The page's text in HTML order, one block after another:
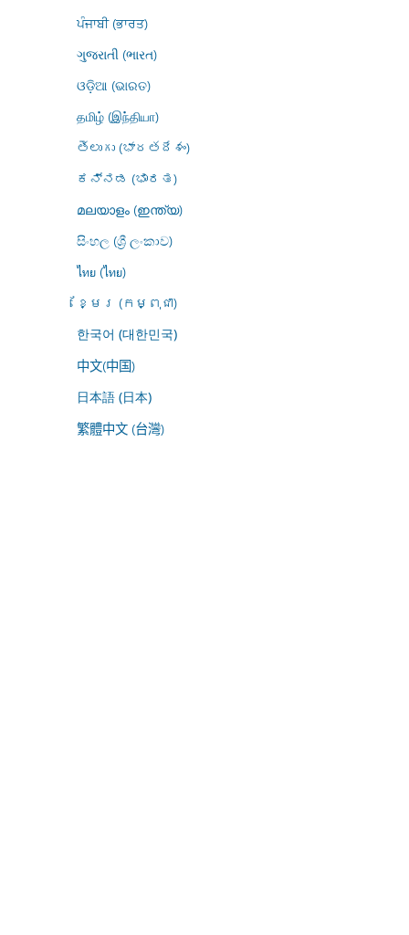
ਪੰਜਾਬੀ (ਭਾਰਤ)
ગુજરાતી (ભારત)
ଓଡ଼ିଆ (ଭାରତ)
தமிழ் (இந்தியா)
తెలుగు (భారతదేశం)
ಕನ್ನಡ (ಭಾರತ)
മലയാളം (ഇന്ത്യ)
සිංහල (ශ්‍රී ලංකාව)
ไทย (ไทย)
ខ្មែរ (កម្ពុជា)
한국어 (대한민국)
中文(中国)
日本語 (日本)
繁體中文 (台灣)